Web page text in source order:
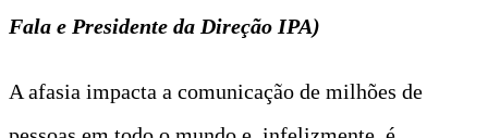
Fala e Presidente da Direção IPA)
A afasia impacta a comunicação de milhões de